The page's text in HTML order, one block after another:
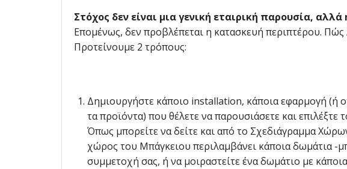
Στόχος δεν είναι μια γενική εταιρική παρουσία,
Επομένως, δεν προβλέπεται η κατασκευή περιπτέρου. Πώς
Προτείνουμε 2 τρόπους:
Δημιουργήστε κάποιο installation, κάποια εφαρμογή (ή
τα προϊόντα) που θέλετε να παρουσιάσετε και
Όπως μπορείτε να δείτε και από το Σχεδιάγραμμα
χώρος του Μπάγκειου περιλαμβάνει κάποια δωμάτια -
συμμετοχή σας, ή να μοιραστείτε ένα δωμάτιο με